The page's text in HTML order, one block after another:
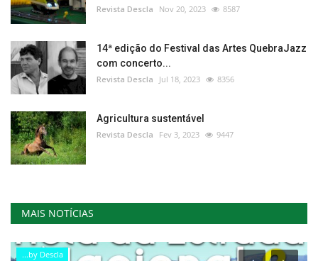
Revista Descla Nov 20, 2023 8587
14ª edição do Festival das Artes QuebraJazz
com concerto...
Revista Descla Jul 18, 2023 8356
Agricultura sustentável
Revista Descla Fev 3, 2023 9447
MAIS NOTÍCIAS
...by Descla